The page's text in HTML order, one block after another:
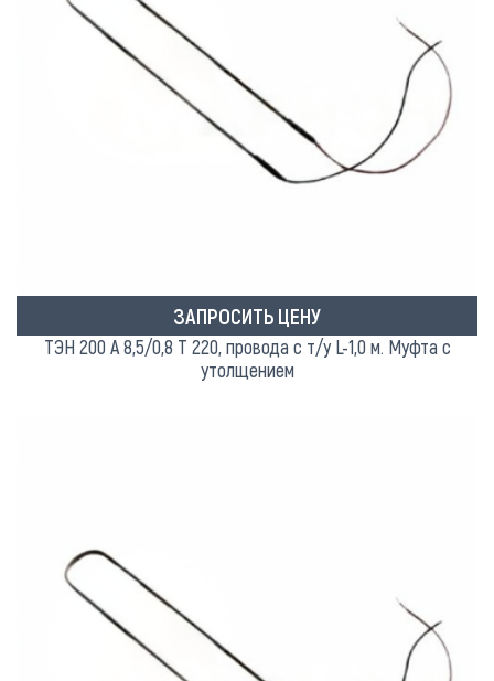
ЗАПРОСИТЬ ЦЕНУ
ТЭН 200 А 8,5/0,8 Т 220, провода с т/у L-1,0 м. Муфта с
утолщением